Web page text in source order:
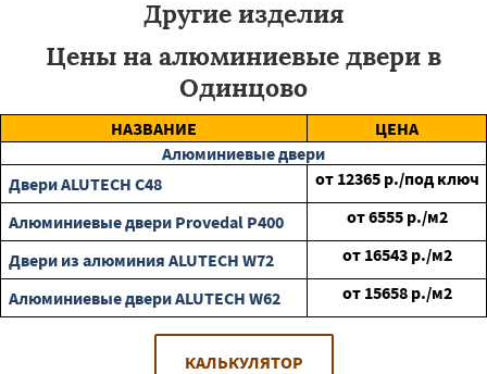
Другие изделия
Цены на алюминиевые двери в
Одинцово
НАЗВАНИЕ
ЦЕНА
Алюминиевые двери
Двери ALUTECH С48
от 12365 р./под ключ
Алюминиевые двери Provedal P400
от6555 р./м2
Двери из алюминия ALUTECH W72
от 16543 р./м2
Алюминиевые двери ALUTECH W62
от 15658 р./м2
КАЛЬКУЛЯТОР